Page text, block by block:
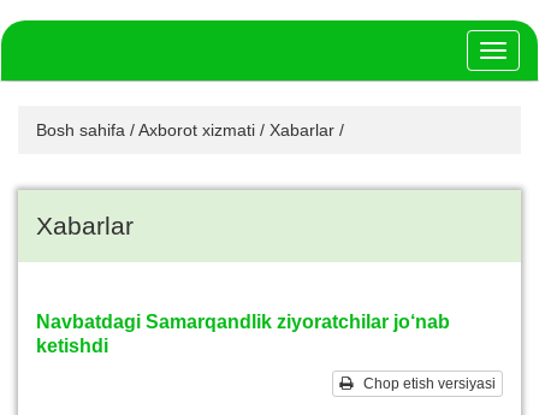
Bosh sahifa /Axborot xizmati / Xabarlar /
Xabarlar
Navbatdagi Samarqandlik ziyoratchilar jo‘nab
ketishdi
Chop etish versiyasi